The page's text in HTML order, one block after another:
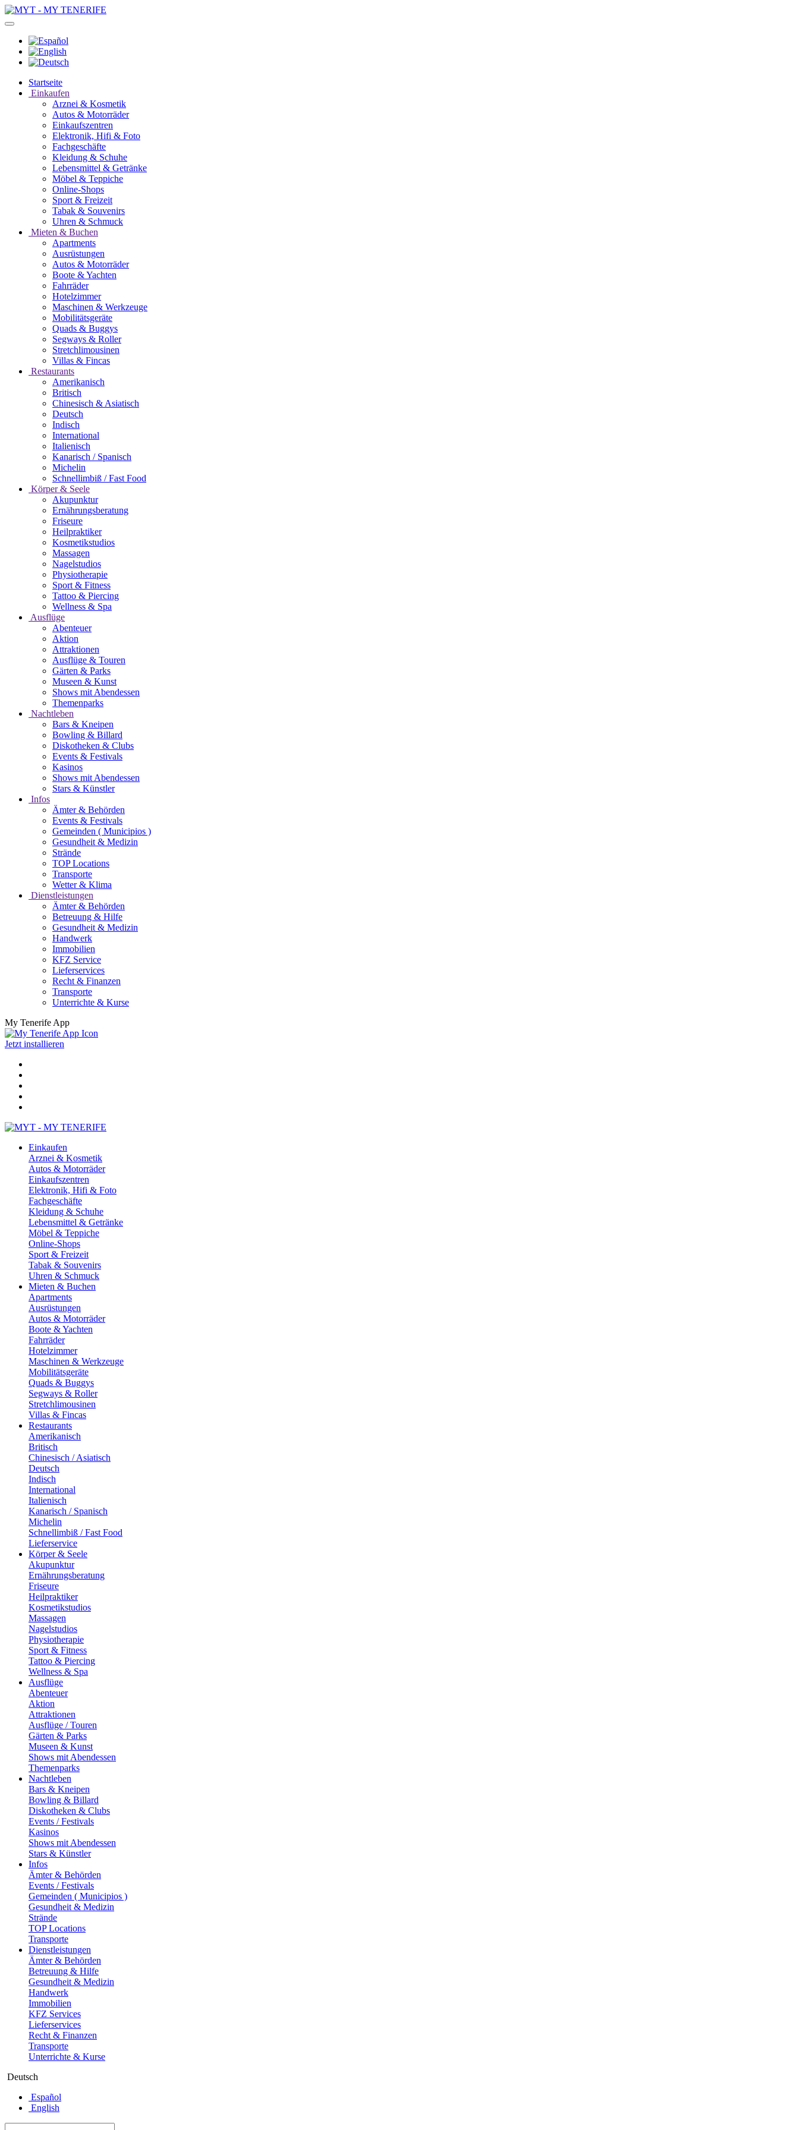
Startseite
Einkaufen
Arznei & Kosmetik
Autos & Motorräder
Einkaufszentren
Elektronik, Hifi & Foto
Fachgeschäfte
Kleidung & Schuhe
Lebensmittel & Getränke
Möbel & Teppiche
Online-Shops
Sport & Freizeit
Tabak & Souvenirs
Uhren & Schmuck
Mieten & Buchen
Apartments
Ausrüstungen
Autos & Motorräder
Boote & Yachten
Fahrräder
Hotelzimmer
Maschinen & Werkzeuge
Mobilitätsgeräte
Quads & Buggys
Segways & Roller
Stretchlimousinen
Villas & Fincas
Restaurants
Amerikanisch
Britisch
Chinesisch & Asiatisch
Deutsch
Indisch
International
Italienisch
Kanarisch / Spanisch
Michelin
Schnellimbiß / Fast Food
Körper & Seele
Akupunktur
Ernährungsberatung
Friseure
Heilpraktiker
Kosmetikstudios
Massagen
Nagelstudios
Physiotherapie
Sport & Fitness
Tattoo & Piercing
Wellness & Spa
Ausflüge
Abenteuer
Aktion
Attraktionen
Ausflüge & Touren
Gärten & Parks
Museen & Kunst
Shows mit Abendessen
Themenparks
Nachtleben
Bars & Kneipen
Bowling & Billard
Diskotheken & Clubs
Events & Festivals
Kasinos
Shows mit Abendessen
Stars & Künstler
Infos
Ämter & Behörden
Events & Festivals
Gemeinden ( Municipios )
Gesundheit & Medizin
Strände
TOP Locations
Transporte
Wetter & Klima
Dienstleistungen
Ämter & Behörden
Betreuung & Hilfe
Gesundheit & Medizin
Handwerk
Immobilien
KFZ Service
Lieferservices
Recht & Finanzen
Transporte
Unterrichte & Kurse
My Tenerife App
Jetzt installieren
Einkaufen
Arznei & Kosmetik
Autos & Motorräder
Einkaufszentren
Elektronik, Hifi & Foto
Fachgeschäfte
Kleidung & Schuhe
Lebensmittel & Getränke
Möbel & Teppiche
Online-Shops
Sport & Freizeit
Tabak & Souvenirs
Uhren & Schmuck
Mieten & Buchen
Apartments
Ausrüstungen
Autos & Motorräder
Boote & Yachten
Fahrräder
Hotelzimmer
Maschinen & Werkzeuge
Mobilitätsgeräte
Quads & Buggys
Segways & Roller
Stretchlimousinen
Villas & Fincas
Restaurants
Amerikanisch
Britisch
Chinesisch / Asiatisch
Deutsch
Indisch
International
Italienisch
Kanarisch / Spanisch
Michelin
Schnellimbiß / Fast Food
Lieferservice
Körper & Seele
Akupunktur
Ernährungsberatung
Friseure
Heilpraktiker
Kosmetikstudios
Massagen
Nagelstudios
Physiotherapie
Sport & Fitness
Tattoo & Piercing
Wellness & Spa
Ausflüge
Abenteuer
Aktion
Attraktionen
Ausflüge / Touren
Gärten & Parks
Museen & Kunst
Shows mit Abendessen
Themenparks
Nachtleben
Bars & Kneipen
Bowling & Billard
Diskotheken & Clubs
Events / Festivals
Kasinos
Shows mit Abendessen
Stars & Künstler
Infos
Ämter & Behörden
Events / Festivals
Gemeinden ( Municipios )
Gesundheit & Medizin
Strände
TOP Locations
Transporte
Dienstleistungen
Ämter & Behörden
Betreuung & Hilfe
Gesundheit & Medizin
Handwerk
Immobilien
KFZ Services
Lieferservices
Recht & Finanzen
Transporte
Unterrichte & Kurse
Deutsch
Español
English